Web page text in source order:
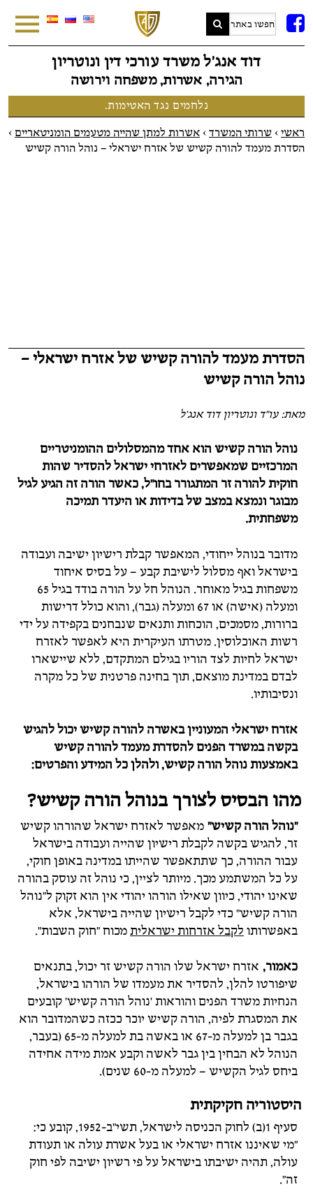
FB
דוד אנג׳ל משרד עורכי דין ונוטריון
הגירה, אשרות, משפחה וירושה
נלחמים נגד האטימות.
ראשי > שרותי המשרד > אשרות למתן שהייה מטעמים הומניטאריים >
הסדרת מעמד להורה קשיש של אזרח ישראלי – נוהל הורה קשיש
הסדרת מעמד להורה קשיש של אזרח ישראלי –
נוהל הורה קשיש
מאת: עו"ד ונוטריון דוד אנג'ל
נוהל הורה קשיש הוא אחד מהמסלולים ההומניטריים
המרכזיים שמאפשרים לאזרחי ישראל להסדיר שהות
חוקית להורה זר המתגורר בחו"ל, כאשר הורה זה הגיע לגיל
מבוגר ונמצא במצב של בדידות או היעדר תמיכה
משפחתית.
מדובר בנוהל ייחודי, המאפשר קבלת רישיון ישיבה ועבודה
בישראל ואף מסלול לישיבת קבע – על בסיס איחוד
משפחות בגיל מאוחר. הנוהל חל על הורה בודד בגיל 65
ומעלה (אישה) או 67 ומעלה (גבר), והוא כולל דרישות
ברורות, מסמכים, הוכחות ותנאים שנבחנים בקפידה על ידי
רשות האוכלוסין. מטרתו העיקרית היא לאפשר לאזרח
ישראל לחיות לצד הוריו בגילם המתקדם, ללא שיישארו
לבדם במדינת מוצאם, תוך בחינה פרטנית של כל מקרה
ונסיבותיו.
אזרח ישראלי המעוניין באשרה להורה קשיש יכול להגיש
בקשה במשרד הפנים להסדרת מעמד להורה קשיש
באמצעות נוהל הורה קשיש, ולהלן כל המידע והפרטים:
מהו הבסיס לצורך בנוהל הורה קשיש?
"נוהל הורה קשיש" מאפשר לאזרח ישראל שהורהו קשיש
זר, להגיש בקשה לקבלת רישיון שהייה ועבודה בישראל
עבור ההורה, כך שתתאפשר שהייתו במדינה באופן חוקי,
על כל המשתמע מכך. מיותר לציין, כי נוהל זה עוסק בהורה
שאינו יהודי, כיוון שאילו הורהו יהודי אין הוא זקוק ל"נוהל
הורה קשיש" כדי לקבל רישיון שהייה בישראל, אלא
באפשרותו לקבל אזרחות ישראליתמכוח "חוק השבות".
כאמור, אזרח ישראל שלו הורה קשיש זר יכול, בתנאים
שיפורטו להלן, להסדיר את מעמדו של הורהו בישראל,
הנחיות משרד הפנים והוראות 'נוהל הורה קשיש' קובעים
את המסגרת לפיה, הורה קשיש יוכר ככזה כשהמדובר הוא
בגבר בן למעלה מ-67 או באשה בת למעלה מ-65 (בעבר,
הנוהל לא הבחין בין גבר לאשה וקבע אמת מידה אחידה
ביחס לגיל הקשיש – למעלה מ-60 שנים).
היסטוריה חקיקתית
סעיף 1(ב) לחוק הכניסה לישראל, תשי"ב-1952, קובע כי:
"מי שאיננו אזרח ישראלי או בעל אשרת עולה או תעודת
עולה, תהיה ישיבתו בישראל על פי רשיון ישיבה לפי חוק
זה".